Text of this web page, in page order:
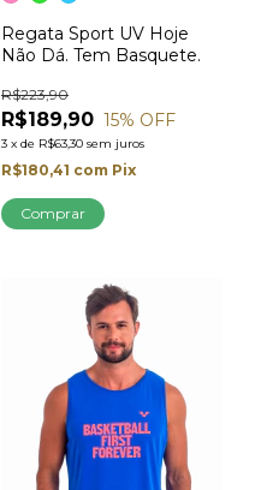
Regata Sport UV Hoje
Não Dá. Tem Basquete.
R$189,90
R$223,90
15% OFF
3 x de R$63,30 sem juros
R$180,41 com Pix
Comprar